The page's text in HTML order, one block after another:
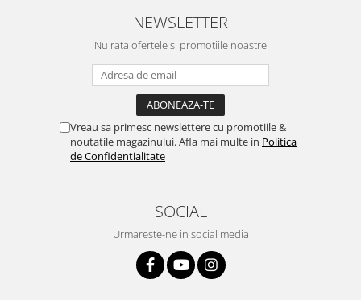
NEWSLETTER
Nu rata ofertele si promotiile noastre
Vreau sa primesc newslettere cu promotiile &
noutatile magazinului. Afla mai multe in Politica
de Confidentialitate
SOCIAL
Urmareste-ne in social media